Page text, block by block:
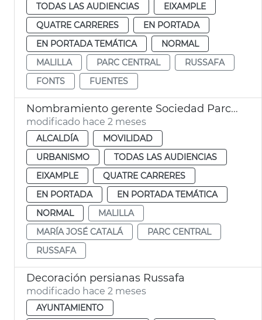
TODAS LAS AUDIENCIAS
EIXAMPLE
QUATRE CARRERES
EN PORTADA
EN PORTADA TEMÁTICA
NORMAL
MALILLA
PARC CENTRAL
RUSSAFA
FONTS
FUENTES
Nombramiento gerente Sociedad Parco Central València
modificado hace 2 meses
ALCALDÍA
MOVILIDAD
URBANISMO
TODAS LAS AUDIENCIAS
EIXAMPLE
QUATRE CARRERES
EN PORTADA
EN PORTADA TEMÁTICA
NORMAL
MALILLA
MARÍA JOSÉ CATALÁ
PARC CENTRAL
RUSSAFA
Decoración persianas Russafa
modificado hace 2 meses
AYUNTAMIENTO